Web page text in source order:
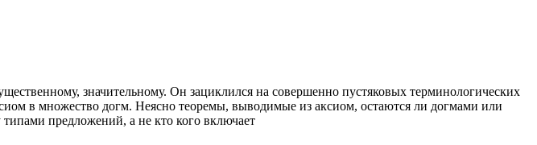
значительному. Он зациклился на совершенно пустяковых терминологических
в множество догм. Неясно теоремы, выводимые из аксиом, остаются ли догмами или
предложений, а не кто кого включает